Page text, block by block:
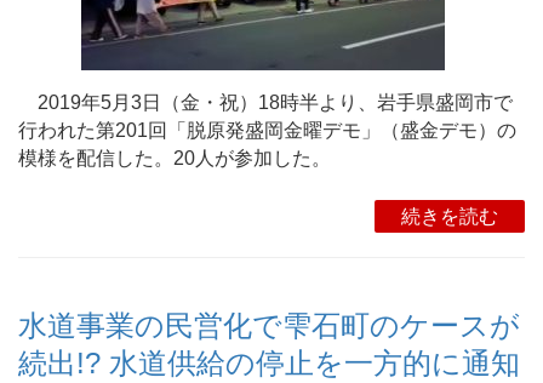
2019年5月3日（金・祝）18時半より、岩手県盛岡市で
行われた第201回「脱原発盛岡金曜デモ」（盛金デモ）の
模様を配信した。20人が参加した。
続きを読む
水道事業の民営化で雫石町のケースが
続出!? 水道供給の停止を一方的に通知